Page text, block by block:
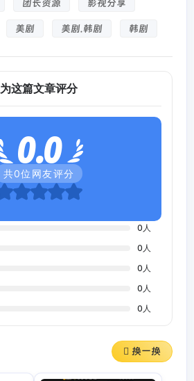
团长资源 影视分享
美剧 美剧.韩剧 韩剧
为这篇文章评分
0.0
共0位网友评分
0 人
0 人
0 人
0 人
0 人
换一换